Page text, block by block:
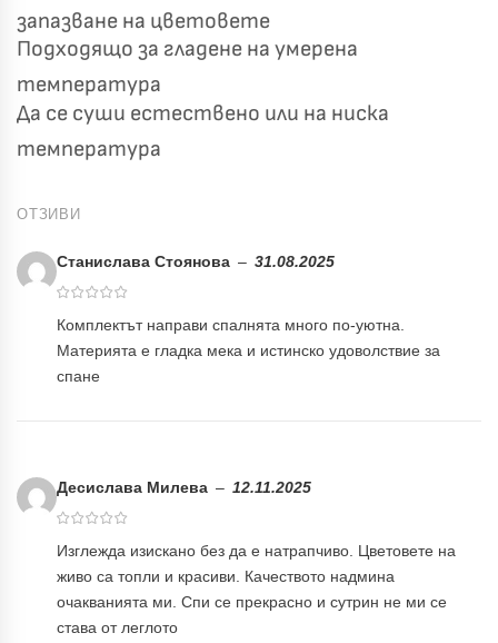
запазване на цветовете
Подходящо за гладене на умерена
температура
Да се суши естествено или на ниска
температура
ОТЗИВИ
Станислава Стоянова – 31.08.2025
Комплектът направи спалнята много по-уютна.
Материята е гладка мека и истинско удоволствие за
спане
Десислава Милева – 12.11.2025
Изглежда изискано без да е натрапчиво. Цветовете на
живо са топли и красиви. Качеството надмина
очакванията ми. Спи се прекрасно и сутрин не ми се
става от леглото